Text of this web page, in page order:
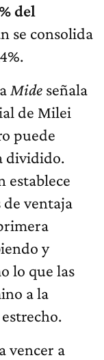
del
se consolida
Mide señala
de Milei
puede
dividido.
establece
de ventaja
y
lo que las
a la
vencer a